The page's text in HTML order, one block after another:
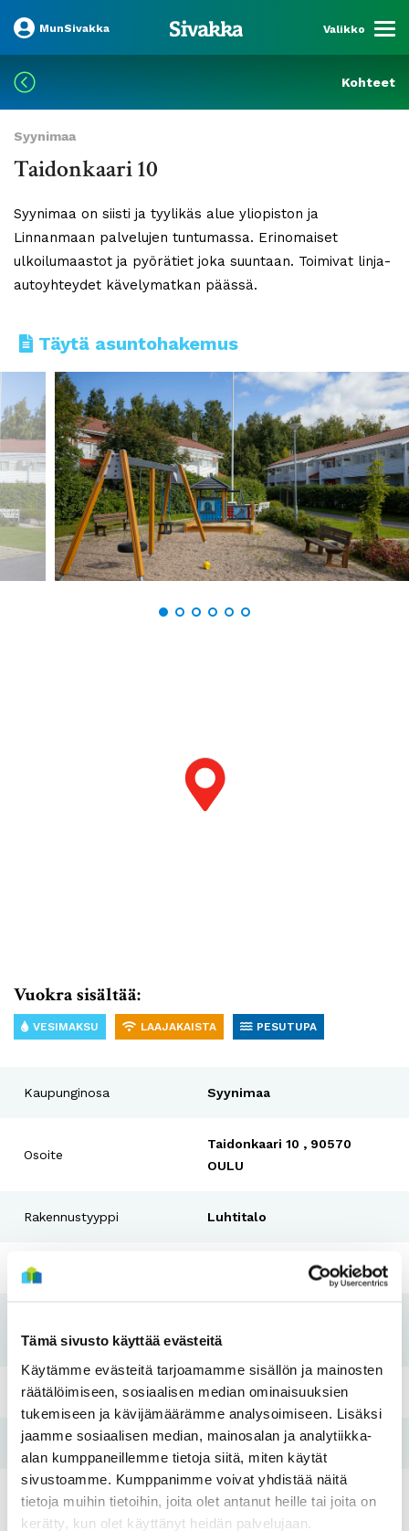
Tämä sivusto käyttää evästeitä
Käytämme evästeitä tarjoamamme sisällön ja mainosten
räätälöimiseen, sosiaalisen median ominaisuuksien
tukemiseen ja kävijämäärämme analysoimiseen. Lisäksi
jaamme sosiaalisen median, mainosalan ja analytiikka-
alan kumppaneillemme tietoja siitä, miten käytät
sivustoamme. Kumppanimme voivat yhdistää näitä
tietoja muihin tietoihin, joita olet antanut heille tai joita on
kerätty, kun olet käyttänyt heidän palvelujaan.
MunSivakka Valikko
Kohteet
Syynimaa
Taidonkaari 10
Syynimaa on siisti ja tyylikäs alue yliopiston ja
Linnanmaan palvelujen tuntumassa. Erinomaiset
ulkoilumaastot ja pyörätiet joka suuntaan. Toimivat linja-
autoyhteydet kävelymatkan päässä.
Täytä asuntohakemus
Vuokra sisältää:
VESIMAKSU LAAJAKAISTA PESUTUPA
Kaupunginosa Syynimaa
Osoite
Taidonkaari 10 , 90570
OULU
Rakennustyyppi Luhtitalo
Rakennusvuosi
remontti
Pesutupa Kyllä
Hissi Ei
Tulo- ja
varallisuusraja
Ei